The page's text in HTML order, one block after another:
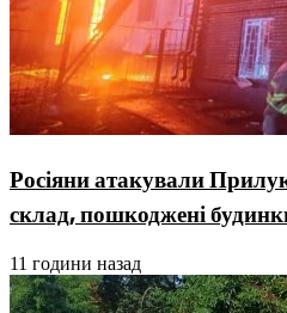
Росіяни атакували
склад, пошкоджені
11 години назад